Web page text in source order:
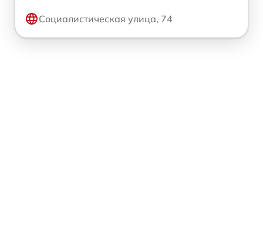
Социалистическая улица, 74